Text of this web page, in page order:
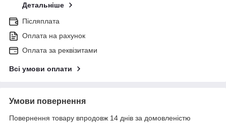
Детальніше
Післяплата
Оплата на рахунок
Оплата за реквізитами
Всі умови оплати
Умови повернення
Повернення товару впродовж 14 днів за домовленістю